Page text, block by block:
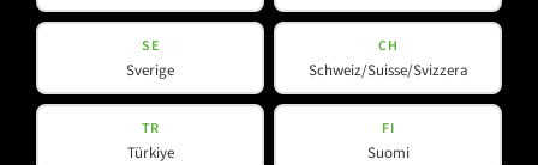
V-Line
Hilfreiches Social Media
SE
Sverige
CH
Schweiz/Suisse/Svizzera
TR
Türkiye
FI
Suomi